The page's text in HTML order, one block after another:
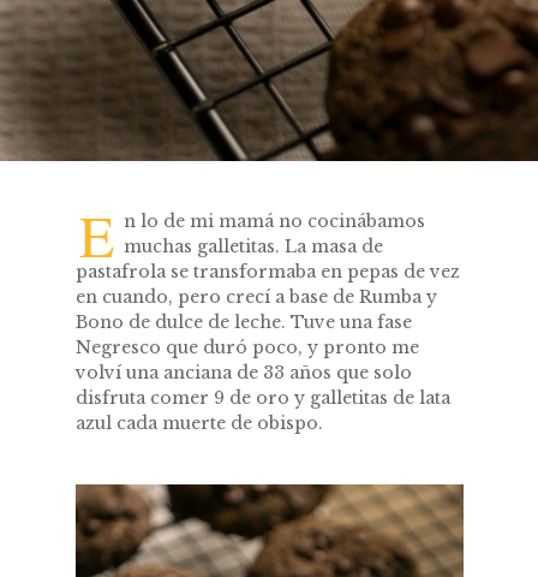
E n lo de mi mamá no cocinábamos
muchas galletitas. La masa de
pastafrola se transformaba en pepas de vez
en cuando, pero crecí a base de Rumba y
Bono de dulce de leche. Tuve una fase
Negresco que duró poco, y pronto me
volví una anciana de 33 años que solo
disfruta comer 9 de oro y galletitas de lata
azul cada muerte de obispo.